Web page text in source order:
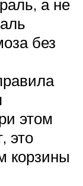
а не
без
этом
это
корзины